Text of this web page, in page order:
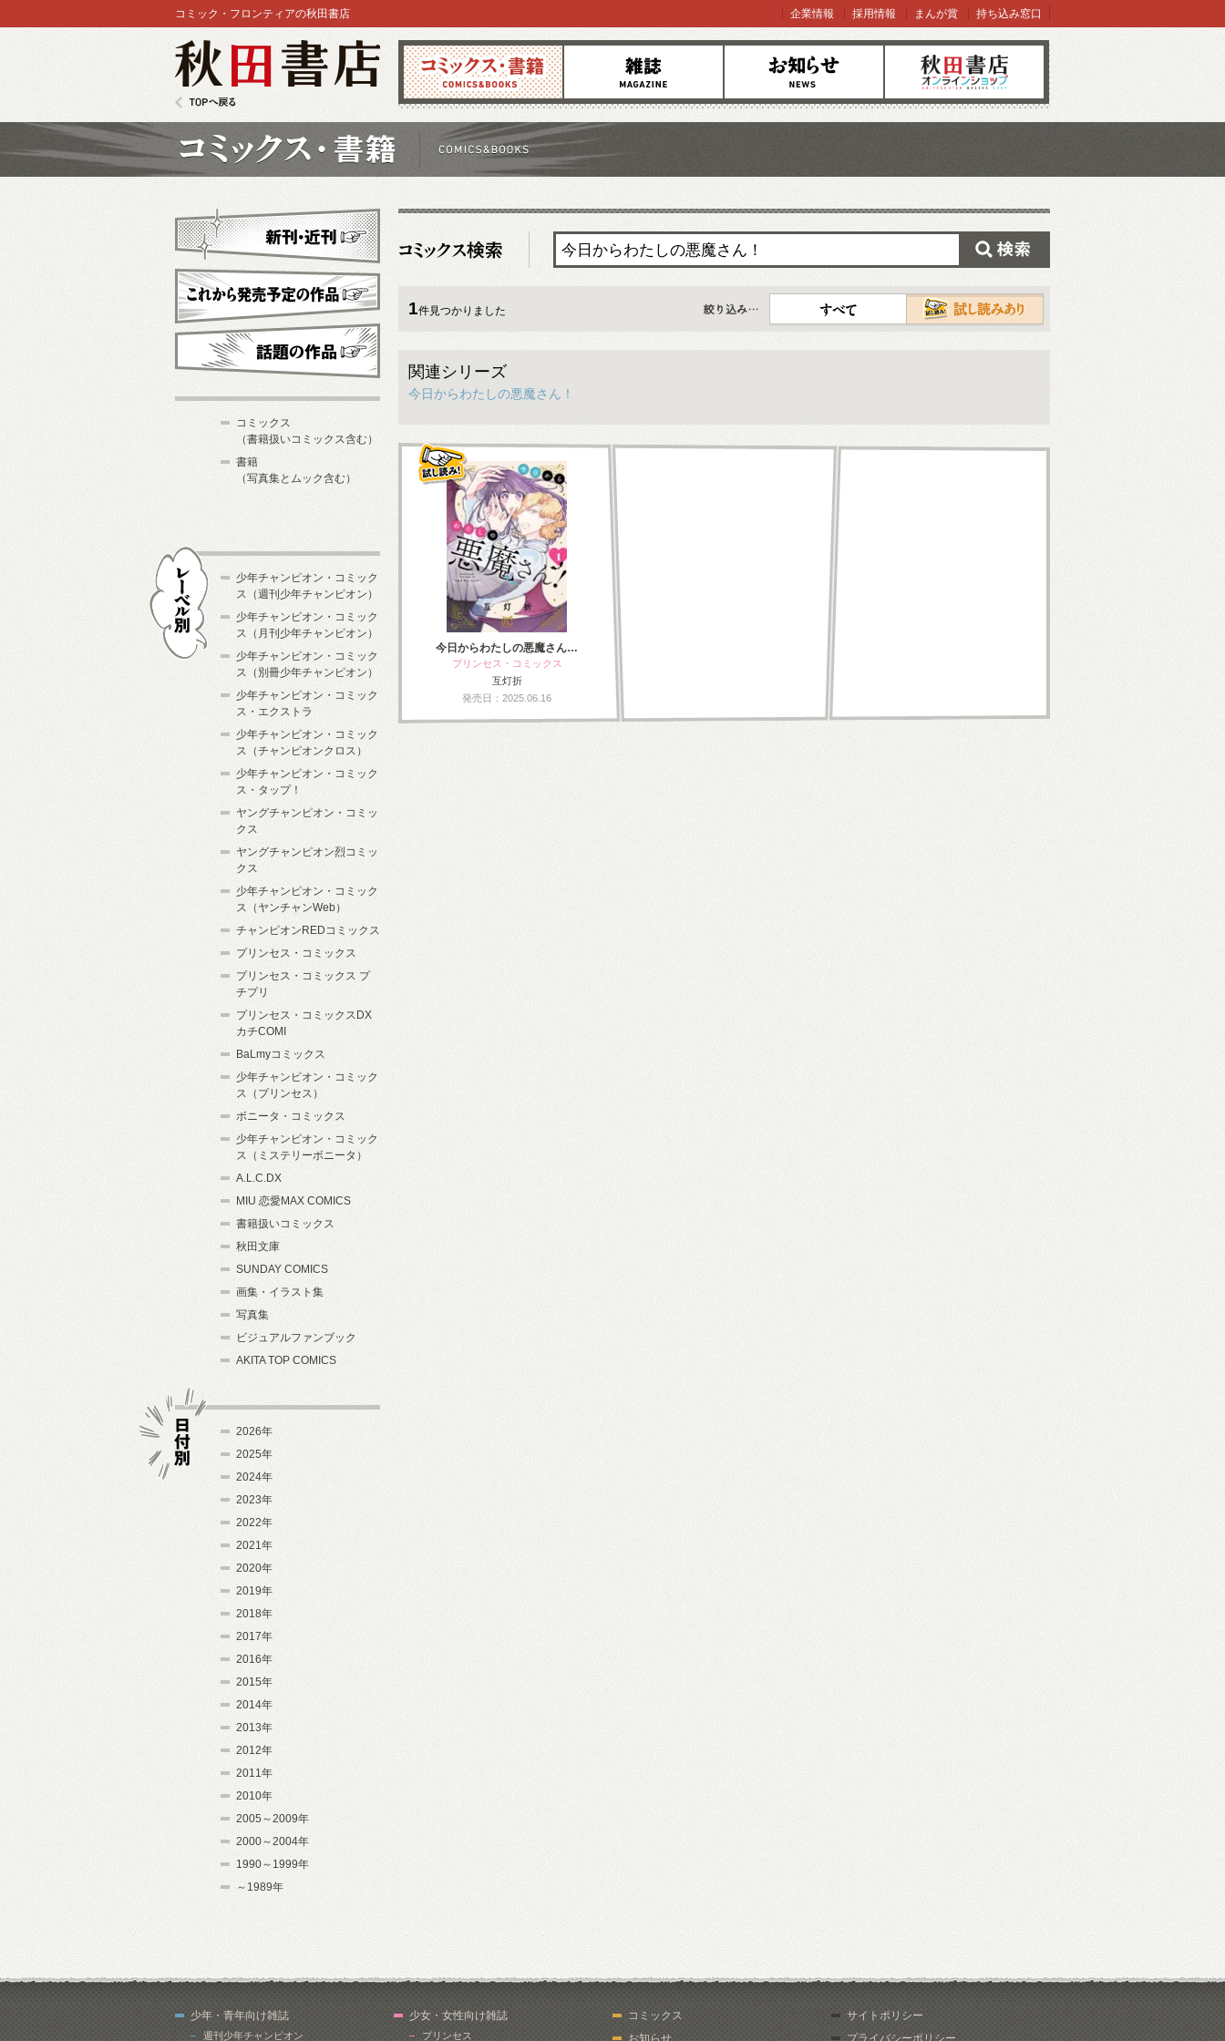
コミックス 雑誌 お知らせ オンラインショップ
コミック・フロンティアの秋田書店 企業情報 採用情報 まんが賞 持ち込み窓口
1件見つかりました
すべて
関連シリーズ
今日からわたしの悪魔さん！
今日からわたしの悪魔さん…
プリンセス・コミックス
互灯折
発売日：2025.06.16
新刊・近刊
これから発売予定
コミックス
（書籍扱いコミックス含む）
書籍
（写真集とムック含む）
少年チャンピオン・コミック
ス（週刊少年チャンピオン）
少年チャンピオン・コミック
ス（月刊少年チャンピオン）
少年チャンピオン・コミック
ス（別冊少年チャンピオン）
少年チャンピオン・コミック
ス・エクストラ
少年チャンピオン・コミック
ス（チャンピオンクロス）
少年チャンピオン・コミック
ス・タップ！
ヤングチャンピオン・コミッ
クス
ヤングチャンピオン烈コミッ
クス
少年チャンピオン・コミック
ス（ヤンチャンWeb）
チャンピオンREDコミックス
プリンセス・コミックス
プリンセス・コミックス プ
チプリ
プリンセス・コミックスDX
カチCOMI
BaLmyコミックス
少年チャンピオン・コミック
ス（プリンセス）
ボニータ・コミックス
少年チャンピオン・コミック
ス（ミステリーボニータ）
A.L.C.DX
MIU 恋愛MAX COMICS
書籍扱いコミックス
秋田文庫
SUNDAY COMICS
画集・イラスト集
写真集
ビジュアルファンブック
AKITA TOP COMICS
2026年
2025年
2024年
2023年
2022年
2021年
2020年
2019年
2018年
2017年
2016年
2015年
2014年
2013年
2012年
2011年
2010年
2005～2009年
2000～2004年
1990～1999年
～1989年
少年・青年向け雑誌
週刊少年チャンピオン
少女・女性向け雑誌
プリンセス
コミックス
お知らせ
サイトポリシー
プライバシーポリシー